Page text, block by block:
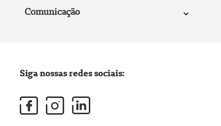
Comunicação
Siga nossas redes sociais: